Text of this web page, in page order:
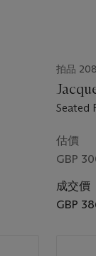
拍品 208
Seated
估價
GBP
成交價
GBP